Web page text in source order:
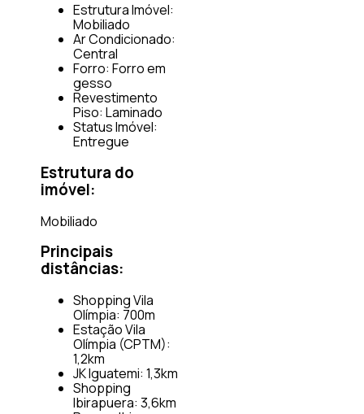
Estrutura Imóvel:
Mobiliado
Ar Condicionado:
Central
Forro: Forro em
gesso
Revestimento
Piso: Laminado
Status Imóvel:
Entregue
Estrutura do
imóvel:
Mobiliado
Principais
distâncias:
Shopping Vila
Olímpia: 700m
Estação Vila
Olímpia (CPTM):
1,2km
JK Iguatemi: 1,3km
Shopping
Ibirapuera: 3,6km